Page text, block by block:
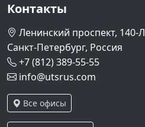
Контакты
Ленинский проспект, 140-Л
Санкт-Петербург, Россия
+7 (812) 389-55-55
info@utsrus.com
Все офисы